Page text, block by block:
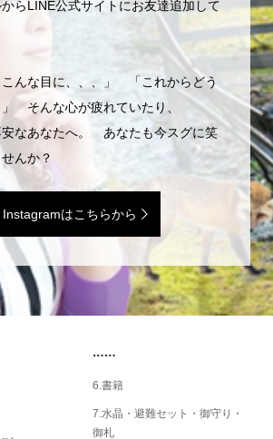
らLINE公式サイトにお友達追加して
こんな目に、、、」 「これからどう
そんな心が疲れていたり、
安なあなたへ。 あなたも今スグに笑
んか？
Instagramはこちらから
……
6.書籍
7.水晶・避難セット・御守り・
御札